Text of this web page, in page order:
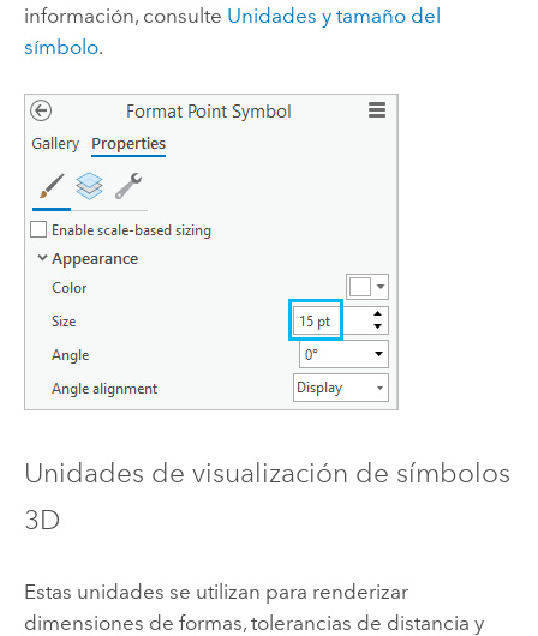
información, consulte Unidades y tamaño del
símbolo.
Unidades de visualización de símbolos
3D
Estas unidades se utilizan para renderizar
dimensiones de formas, tolerancias de distancia y